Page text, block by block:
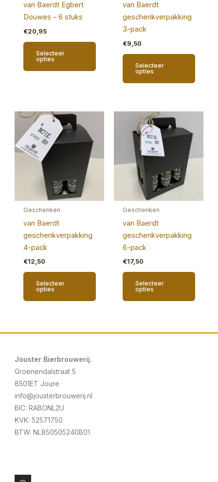
van Baerdt Egbert
Douwes – 6 stuks
€20,95
Selecteer
opties
van Baerdt
geschenkverpakking
3-pack
€9,50
Selecteer
opties
Geschenken
van Baerdt
geschenkverpakking
4-pack
€12,50
Selecteer
opties
Geschenken
van Baerdt
geschenkverpakking
6-pack
€17,50
Selecteer
opties
Jouster Bierbrouwerij.
Groenendalstraat 5
8501ET Joure
info@jousterbrouwerij.nl
BIC: RABONL2U
KVK: 52571750
BTW: NL850505240B01
s
t